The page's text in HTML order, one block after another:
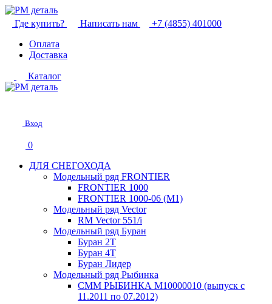
Где купить? Написать нам
+7 (4855) 401000
Оплата
Доставка
Каталог
Вход
0
ДЛЯ СНЕГОХОДА
Модельный ряд FRONTIER
FRONTIER 1000
FRONTIER 1000-06 (М1)
Модельный ряд Vector
RM Vector 551/i
Модельный ряд Буран
Буран 2Т
Буран 4Т
Буран Лидер
Модельный ряд Рыбинка
СММ РЫБИНКА M10000010 (выпуск с
11.2011 по 07.2012)